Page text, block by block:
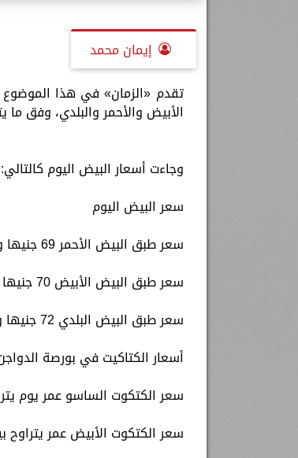
إيمان محمد
الأبيض والأحمر والبلدي، وفق
وجاءت أسعار البيض اليوم كالتالي:
سعر البيض اليوم
سعر طبق البيض الأحمر 69 جنيها وأعلى سعر 70 جنيهًا.
سعر طبق البيض الأبيض 70 جنيها وأعلى سعر 72 جنيهًا.
سعر طبق البيض البلدي 72 جنيها وأعلى سعر 74 جنيهًا.
أسعار الكتاكيت في بورصة
سعر الكتكوت الساسو عمر يوم يتراوح بين 5
سعر الكتكوت الأبيض عمر يتراوح بين 5.25 جنيهًا، و2.50